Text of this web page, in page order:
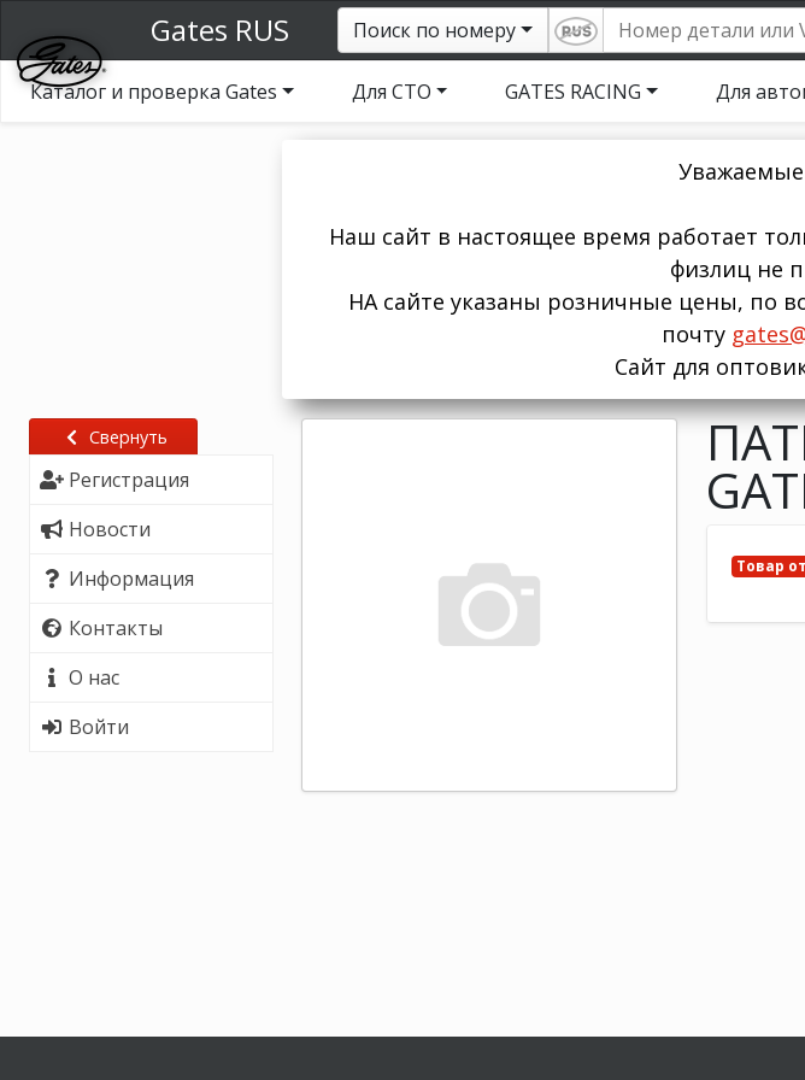
Gates RUS Поиск по номеру
Каталог и проверка Gates Для СТО GATES RACING Для
Уважаемые
Наш сайт в настоящее время работает
физлиц не
НА сайте указаны розничные цены, по
почту
Сайт для
Свернуть
Регистрация
Новости
Информация
Контакты
О нас
Войти
Товар